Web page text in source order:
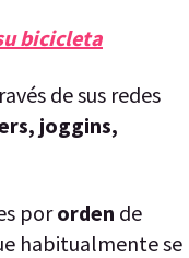
bicicleta
de sus redes
joggins,
pororden de
habitualmente se